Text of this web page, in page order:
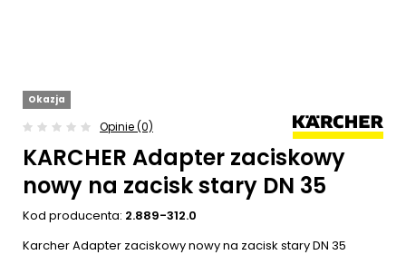
Okazja
Opinie (0)
KARCHER Adapter zaciskowy
nowy na zacisk stary DN 35
Kod producenta: 2.889-312.0
Karcher Adapter zaciskowy nowy na zacisk stary DN 35